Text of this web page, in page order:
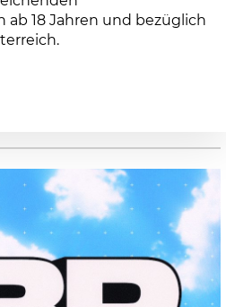
18 Jahren und bezüglich